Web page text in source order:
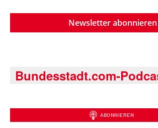
Newsletter abonnieren
Bundesstadt.com-